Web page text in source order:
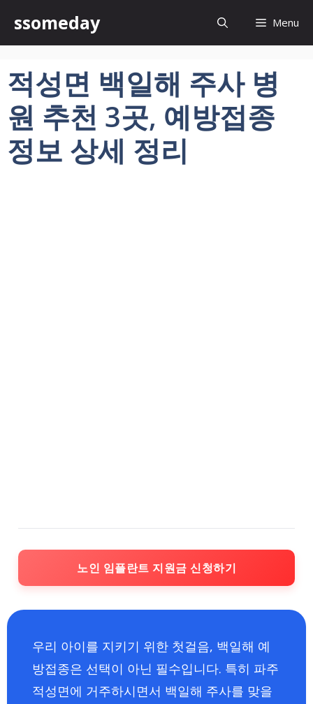
츠
건
뛰
ssomeday Menu
적성면 백일해 주사 병
원 추천 3곳, 예방접종
정보 상세 정리
노인 임플란트 지원금 신청하기
우리 아이를 지키기 위한 첫걸음, 백일해 예
방접종은 선택이 아닌 필수입니다. 특히 파주
적성면에 거주하시면서 백일해 주사를 맞을